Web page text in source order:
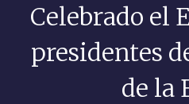
Celebrado el
presidentes
de la